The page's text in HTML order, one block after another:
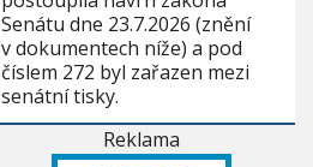
Senátu dne 23.7.2026 (znění
v dokumentech níže) a pod
číslem 272 byl zařazen mezi
senátní tisky.
Reklama